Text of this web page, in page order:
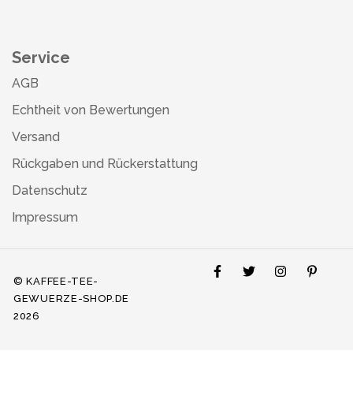
Service
AGB
Echtheit von Bewertungen
Versand
Rückgaben und Rückerstattung
Datenschutz
Impressum
© KAFFEE-TEE-
GEWUERZE-SHOP.DE
2026